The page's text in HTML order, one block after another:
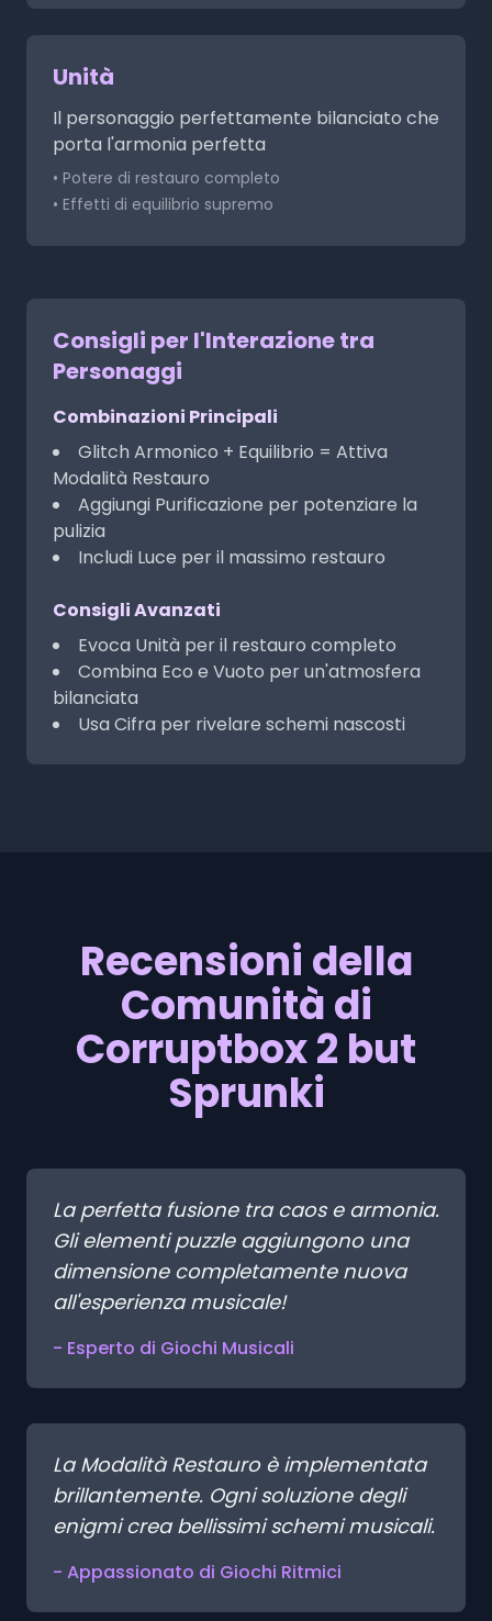
Unità
Il personaggio perfettamente bilanciato che
porta l'armonia perfetta
• Potere di restauro completo
• Effetti di equilibrio supremo
Consigli per l'Interazione tra
Personaggi
Combinazioni Principali
Glitch Armonico + Equilibrio = Attiva
Modalità Restauro
Aggiungi Purificazione per potenziare la
pulizia
Includi Luce per il massimo restauro
Consigli Avanzati
Evoca Unità per il restauro completo
Combina Eco e Vuoto per un'atmosfera
bilanciata
Usa Cifra per rivelare schemi nascosti
Recensioni della
Comunità di
Corruptbox 2 but
Sprunki
La perfetta fusione tra caos e armonia.
Gli elementi puzzle aggiungono una
dimensione completamente nuova
all'esperienza musicale!
- Esperto di Giochi Musicali
La Modalità Restauro è implementata
brillantemente. Ogni soluzione degli
enigmi crea bellissimi schemi musicali.
- Appassionato di Giochi Ritmici